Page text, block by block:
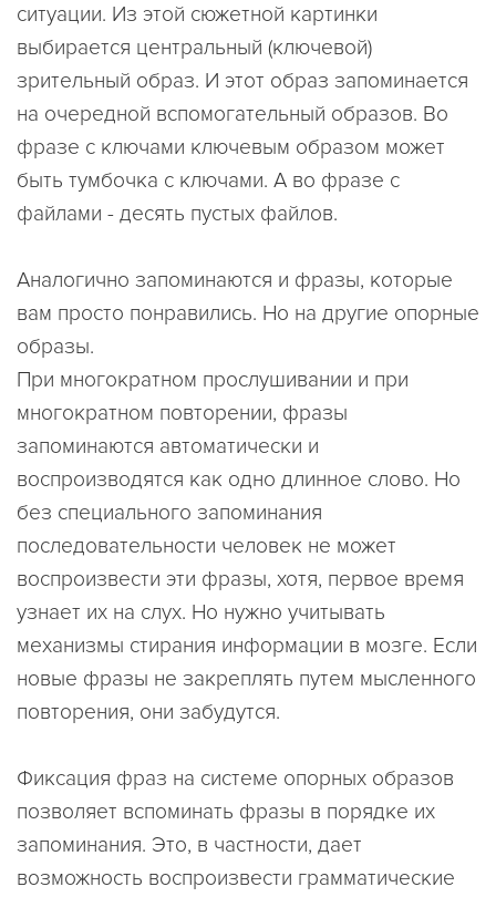
ситуации. Из этой сюжетной картинки
выбирается центральный (ключевой)
зрительный образ. И этот образ запоминается
на очередной вспомогательный образов. Во
фразе с ключами ключевым образом может
быть тумбочка с ключами. А во фразе с
файлами - десять пустых файлов.
Аналогично запоминаются и фразы, которые
вам просто понравились. Но на другие опорные
образы.
При многократном прослушивании и при
многократном повторении, фразы
запоминаются автоматически и
воспроизводятся как одно длинное слово. Но
без специального запоминания
последовательности человек не может
воспроизвести эти фразы, хотя, первое время
узнает их на слух. Но нужно учитывать
механизмы стирания информации в мозге. Если
новые фразы не закреплять путем мысленного
повторения, они забудутся.
Фиксация фраз на системе опорных образов
позволяет вспоминать фразы в порядке их
запоминания. Это, в частности, дает
возможность воспроизвести грамматические